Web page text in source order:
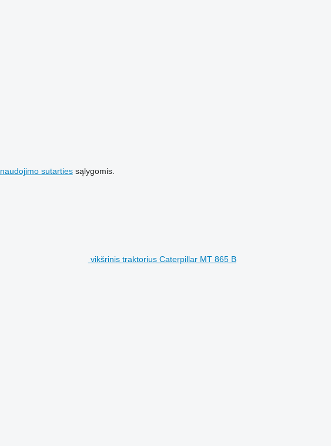
naudojimo sutartiessąlygomis.
vikšrinis traktorius Caterpillar MT 865 B